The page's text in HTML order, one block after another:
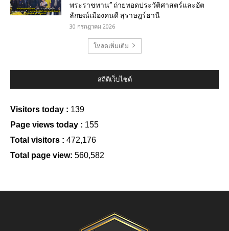
พระราชทาน” ถ่ายทอดประวัติศาสตร์และอัต
ลักษณ์เมืองคนดี สุราษฎร์ธานี
30 กรกฎาคม 2026
โหลดเพิ่มเติม
สถิติเว็บไซต์
Visitors today : 139
Page views today : 155
Total visitors : 472,176
Total page view: 560,582